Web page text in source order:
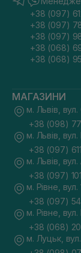
+38 (097)
+38 (097)
+38 (097)
+38 (068)
+38 (068)
МАГАЗИНИ
м. Львів,
+38 (098)
м. Львів,
+38 (097)
м. Львів,
+38 (097)
м. Рівне,
+38 (097)
м. Рівне,
+38 (068)
м. Луцьк,